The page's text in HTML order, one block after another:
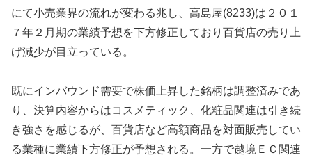
にて小売業界の流れが変わる兆し、高島屋(8233)は２０１
７年２月期の業績予想を下方修正しており百貨店の売り上
げ減少が目立っている。
既にインバウンド需要で株価上昇した銘柄は調整済みであ
り、決算内容からはコスメティック、化粧品関連は引き続
き強さを感じるが、百貨店など高額商品を対面販売してい
る業種に業績下方修正が予想される。一方で越境ＥＣ関連